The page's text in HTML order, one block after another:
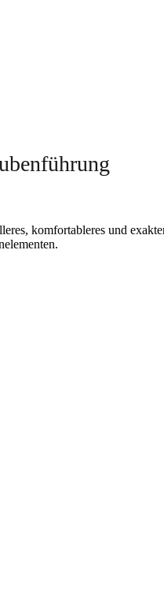
komfortableres und